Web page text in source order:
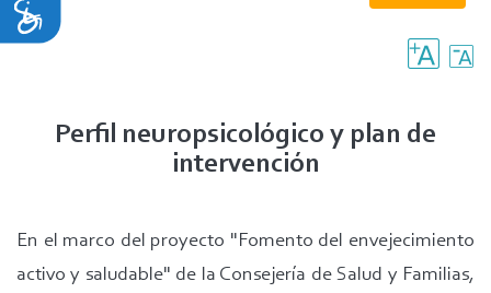
Perfil neuropsicológico y plan de
intervención
En el marco del proyecto "Fomento del envejecimiento
activo y saludable" de la Consejería de Salud y Familias,